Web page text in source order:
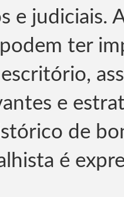
e judiciais.
ter
e
de
é